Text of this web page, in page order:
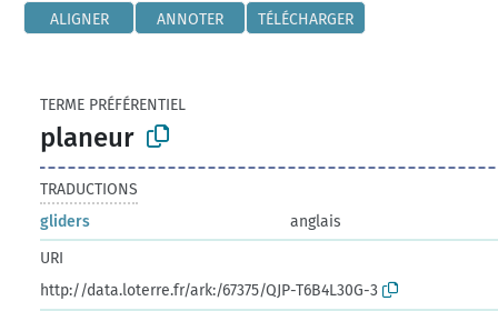
ALIGNER ANNOTER TÉLÉCHARGER
TERME PRÉFÉRENTIEL
planeur
TRADUCTIONS
gliders
anglais
URI
http://data.loterre.fr/ark:/67375/QJP-T6B4L30G-3